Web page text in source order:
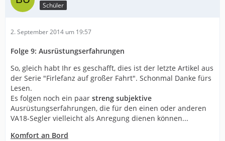
Schüler
2. September 2014 um 19:57
Folge 9: Ausrüstungserfahrungen
So, gleich habt Ihr es geschafft, dies ist der letzte Artikel aus
der Serie "Firlefanz auf großer Fahrt". Schonmal Danke fürs
Lesen.
Es folgen noch ein paar streng subjektive
Ausrüstungserfahrungen, die für den einen oder anderen
VA18-Segler vielleicht als Anregung dienen können...
Komfort an Bord